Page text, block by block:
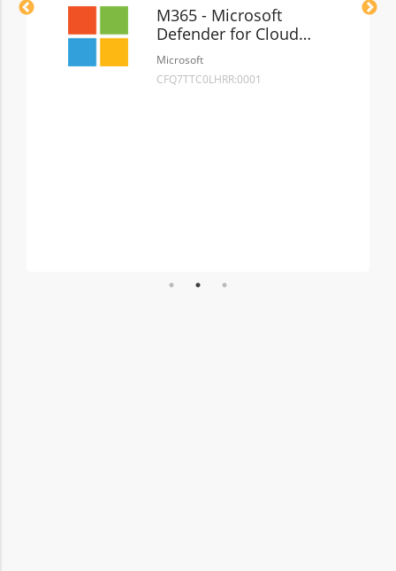
M365 - Microsoft
Defender for Cloud
Apps (New Commerce)
Microsoft
CFQ7TTC0LHRR:0001